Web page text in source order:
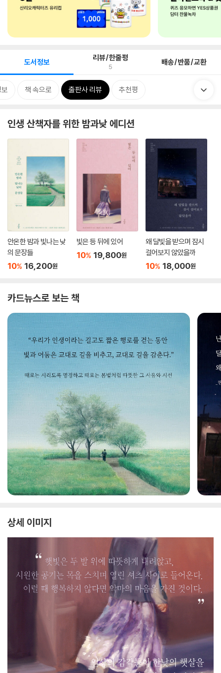
도서정보 리뷰/한줄평
5 배송/반품/교환
책 속으로 출판사 리뷰 추천평
인생 산책자를 위한 밤과낮 에디션
안온한 밤과 빛나는 낮
의 문장들
10% 16,200원
빛은 등 뒤에 있어
10% 19,800원
왜 달빛을 받으며 잠시
걸어보지 않았을까
10% 18,000원
카드뉴스로 보는 책
상세 이미지